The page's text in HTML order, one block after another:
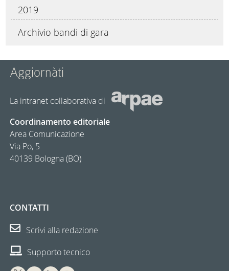
2019
Archivio bandi di gara
Aggiornàti
La intranet collaborativa di
Coordinamento editoriale
Area Comunicazione
Via Po, 5
40139 Bologna (BO)
CONTATTI
Scrivi alla redazione
Supporto tecnico